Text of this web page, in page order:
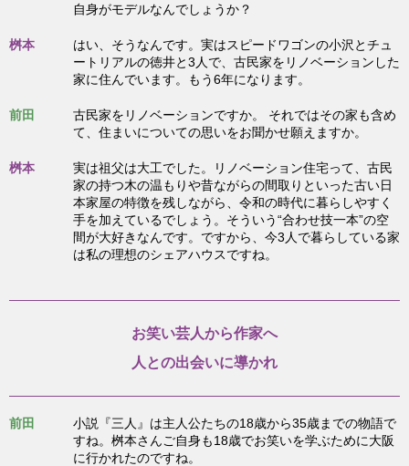
自身がモデルなんでしょうか？
桝本
はい、そうなんです。実はスピードワゴンの小沢とチュ
ートリアルの徳井と3人で、古民家をリノベーションした
家に住んでいます。もう6年になります。
前田
古民家をリノベーションですか。 それではその家も含め
て、住まいについての思いをお聞かせ願えますか。
桝本
実は祖父は大工でした。リノベーション住宅って、古民
家の持つ木の温もりや昔ながらの間取りといった古い日
本家屋の特徴を残しながら、令和の時代に暮らしやすく
手を加えているでしょう。そういう“合わせ技一本”の空
間が大好きなんです。ですから、今3人で暮らしている家
は私の理想のシェアハウスですね。
お笑い芸人から作家へ
人との出会いに導かれ
前田
小説『三人』は主人公たちの18歳から35歳までの物語で
すね。桝本さんご自身も18歳でお笑いを学ぶために大阪
に行かれたのですね。